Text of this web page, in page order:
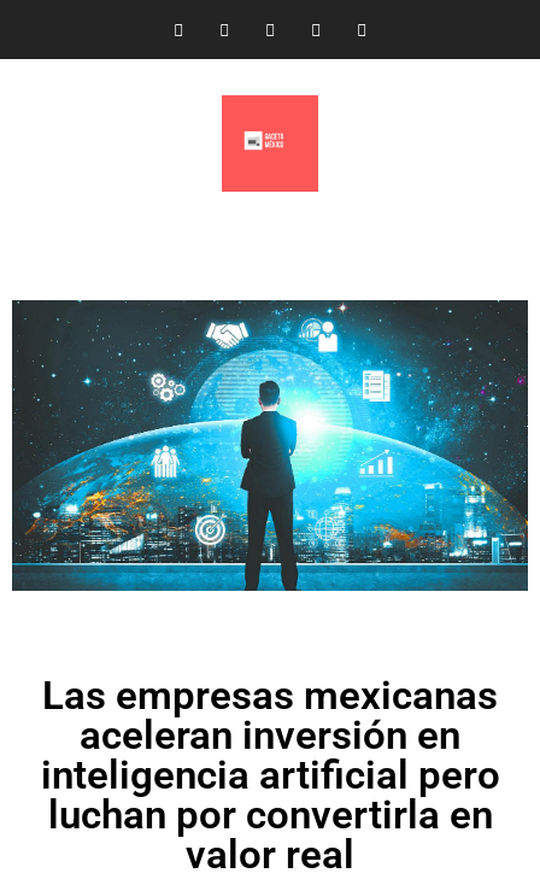
Las empresas mexicanas
aceleran inversión en
inteligencia artificial pero
luchan por convertirla en
valor real